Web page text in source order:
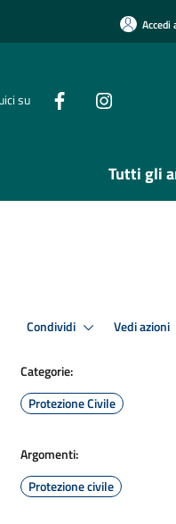
Accedi
su
Tutti gli
Condividi Vedi azioni
Categorie:
Protezione Civile
Argomenti:
Protezione civile